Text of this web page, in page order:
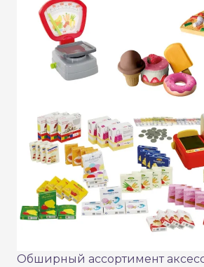
Обширный ассортимент